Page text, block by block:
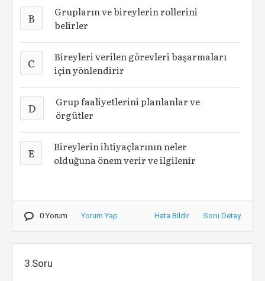
B
Grupların ve bireylerin rollerini
belirler
C
Bireyleri verilen görevleri başarmaları
için yönlendirir
D
Grup faaliyetlerini planlanlar ve
örgütler
E
Bireylerin ihtiyaçlarının neler
olduğuna önem verir ve ilgilenir
0 Yorum Yorum Yap Hata Bildir Soru Detay
3.Soru